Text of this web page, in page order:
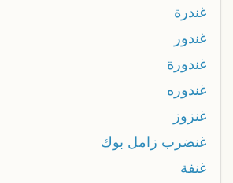
غندرة
غندور
غندورة
غندوره
غنزوز
غنضرب زامل بوك
غنفة